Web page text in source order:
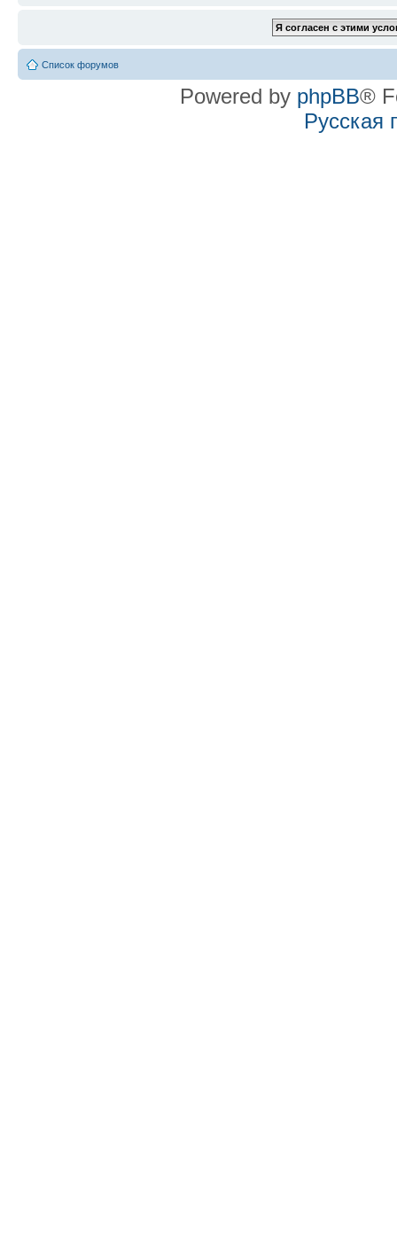
Список форумов
Powered by phpBB®
Русская